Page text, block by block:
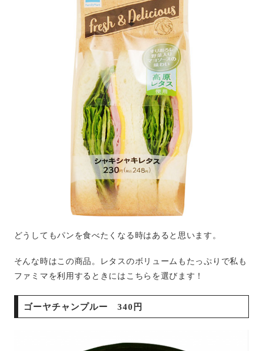
どうしてもパンを食べたくなる時はあると思います。
そんな時はこの商品。レタスのボリュームもたっぷりで私も
ファミマを利用するときにはこちらを選びます！
ゴーヤチャンプルー 340円